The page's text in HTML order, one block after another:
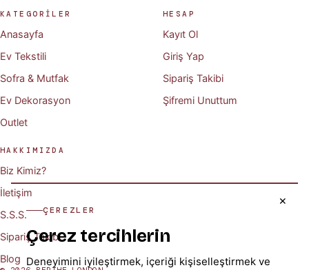
KATEGORİLER
Anasayfa
Ev Tekstili
Sofra & Mutfak
Ev Dekorasyon
Outlet
HESAP
Kayıt Ol
Giriş Yap
Sipariş Takibi
Şifremi Unuttum
HAKKIMIZDA
Biz Kimiz?
İletişim
S.S.S.
Sipariş Takibi
Blog
✕
ÇEREZLER
Çerez tercihlerin
Deneyimini iyileştirmek, içeriği kişiselleştirmek ve